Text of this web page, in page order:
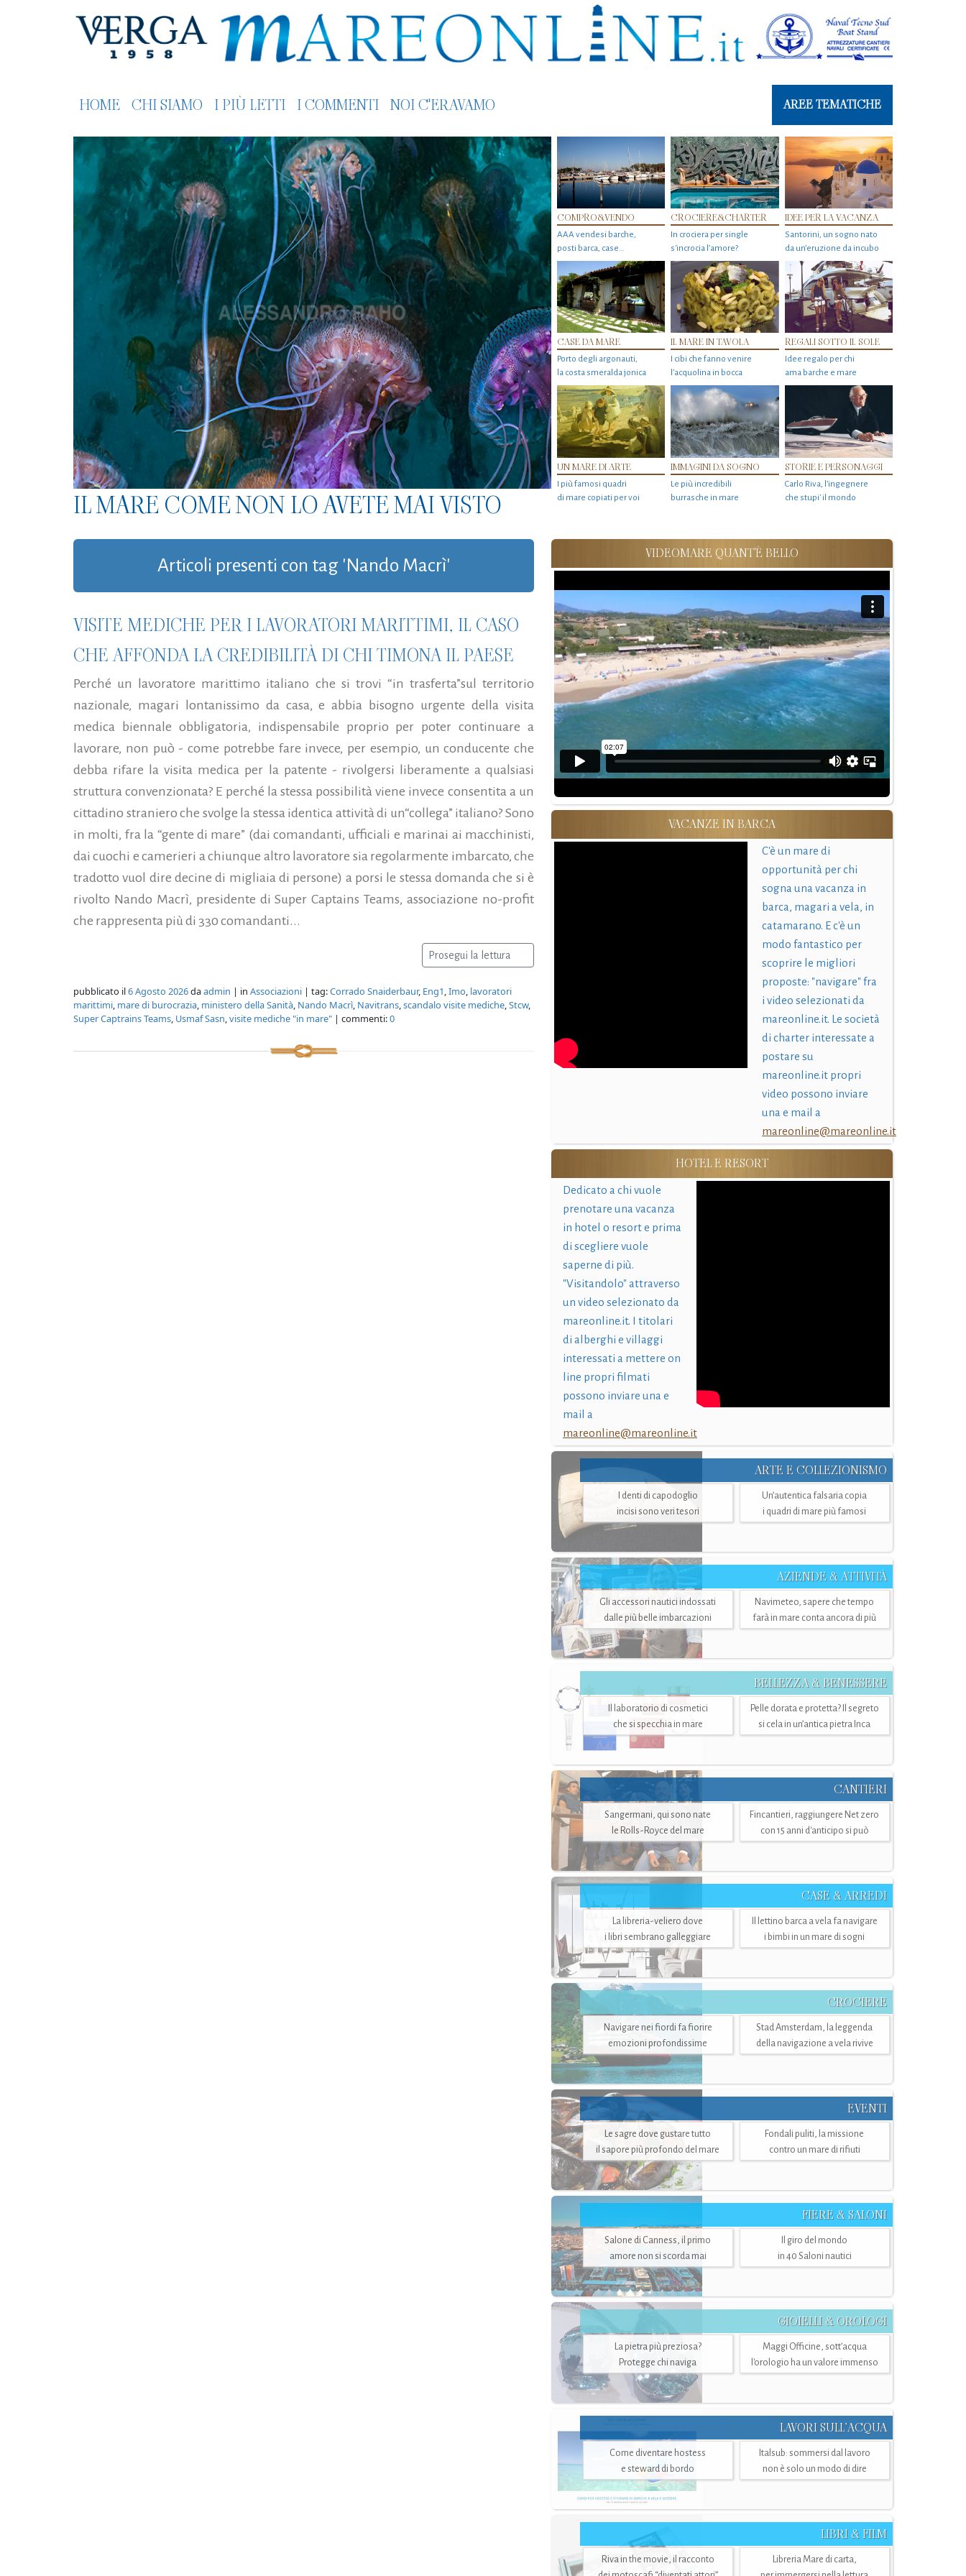
HOME CHI SIAMO I PIÙ LETTI I COMMENTI NOI C'ERAVAMO AREE TEMATICHE
IL MARE COME NON LO AVETE MAI VISTO
COMPRO&VENDO
AAA vendesi barche,
posti barca, case…
CROCIERE&CHARTER
In crociera per single
s'incrocia l’amore?
IDEE PER LA VACANZA
Santorini, un sogno nato
da un’eruzione da incubo
CASE DA MARE
Porto degli argonauti,
la costa smeralda jonica
IL MARE IN TAVOLA
I cibi che fanno venire
l’acquolina in bocca
REGALI SOTTO IL SOLE
Idee regalo per chi
ama barche e mare
UN MARE DI ARTE
I più famosi quadri
di mare copiati per voi
IMMAGINI DA SOGNO
Le più incredibili
burrasche in mare
STORIE E PERSONAGGI
Carlo Riva, l’ingegnere
che stupi' il mondo
Articoli presenti con tag 'Nando Macrì'
VISITE MEDICHE PER I LAVORATORI MARITTIMI, IL CASO
CHE AFFONDA LA CREDIBILITÀ DI CHI TIMONA IL PAESE
Perché un lavoratore marittimo italiano che si trovi “in trasferta”sul territorio
nazionale, magari lontanissimo da casa, e abbia bisogno urgente della visita
medica biennale obbligatoria, indispensabile proprio per poter continuare a
lavorare, non può - come potrebbe fare invece, per esempio, un conducente che
debba rifare la visita medica per la patente - rivolgersi liberamente a qualsiasi
struttura convenzionata? E perché la stessa possibilità viene invece consentita a un
cittadino straniero che svolge la stessa identica attività di un“collega” italiano? Sono
in molti, fra la “gente di mare” (dai comandanti, ufficiali e marinai ai macchinisti,
dai cuochi e camerieri a chiunque altro lavoratore sia regolarmente imbarcato, che
tradotto vuol dire decine di migliaia di persone) a porsi le stessa domanda che si è
rivolto Nando Macrì, presidente di Super Captains Teams, associazione no-profit
che rappresenta più di 330 comandanti...
Prosegui la lettura
pubblicato il6 Agosto 2026daadmin | in Associazioni | tag:Corrado Snaiderbaur, Eng1,Imo, lavoratori
marittimi, mare di burocrazia, ministero della Sanità, Nando Macrì, Navitrans,scandalo visite mediche,Stcw,
Super Captrains Teams, Usmaf Sasn,visite mediche "in mare" | commenti:0
VIDEOMARE QUANT'È BELLO
VACANZE IN BARCA
C'è un mare di
opportunità per chi
sogna una vacanza in
barca, magari a vela, in
catamarano. E c'è un
modo fantastico per
scoprire le migliori
proposte: "navigare" fra
i video selezionati da
mareonline.it. Le società
di charter interessate a
postare su
mareonline.it propri
video possono inviare
una e mail a
mareonline@mareonline.it
HOTEL E RESORT
Dedicato a chi vuole
prenotare una vacanza
in hotel o resort e prima
di scegliere vuole
saperne di più.
"Visitandolo" attraverso
un video selezionato da
mareonline.it. I titolari
di alberghi e villaggi
interessati a mettere on
line propri filmati
possono inviare una e
mail a
mareonline@mareonline.it
ARTE E COLLEZIONISMO
I denti di capodoglio
incisi sono veri tesori
Un’autentica falsaria copia
i quadri di mare più famosi
AZIENDE & ATTIVITÀ
Gli accessori nautici indossati
dalle più belle imbarcazioni
Navimeteo, sapere che tempo
farà in mare conta ancora di più
BELLEZZA & BENESSERE
Il laboratorio di cosmetici
che si specchia in mare
Pelle dorata e protetta? Il segreto
si cela in un’antica pietra Inca
CANTIERI
Sangermani, qui sono nate
le Rolls-Royce del mare
Fincantieri, raggiungere Net zero
con 15 anni d'anticipo si può
CASE & ARREDI
La libreria-veliero dove
i libri sembrano galleggiare
Il lettino barca a vela fa navigare
i bimbi in un mare di sogni
CROCIERE
Navigare nei fiordi fa fiorire
emozioni profondissime
Stad Amsterdam, la leggenda
della navigazione a vela rivive
EVENTI
Le sagre dove gustare tutto
il sapore più profondo del mare
Fondali puliti, la missione
contro un mare di rifiuti
FIERE & SALONI
Salone di Canness, il primo
amore non si scorda mai
Il giro del mondo
in 40 Saloni nautici
GIOIELLI & OROLOGI
La pietra più preziosa?
Protegge chi naviga
Maggi Officine, sott’acqua
l'orologio ha un valore immenso
LAVORI SULL’ACQUA
Come diventare hostess
e steward di bordo
Italsub: sommersi dal lavoro
non è solo un modo di dire
LIBRI & FILM
Riva in the movie, il racconto
Libreria Mare di carta,